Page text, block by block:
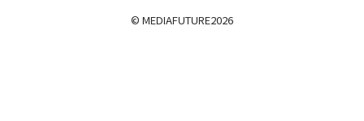
© MEDIAFUTURE2026